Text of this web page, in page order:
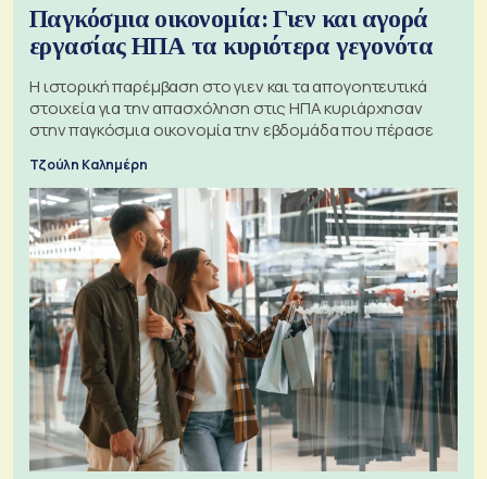
Παγκόσμια οικονομία: Γιεν και αγορά
εργασίας ΗΠΑ τα κυριότερα γεγονότα
Η ιστορική παρέμβαση στο γιεν και τα απογοητευτικά
στοιχεία για την απασχόληση στις ΗΠΑ κυριάρχησαν
στην παγκόσμια οικονομία την εβδομάδα που πέρασε
Τζούλη Καλημέρη